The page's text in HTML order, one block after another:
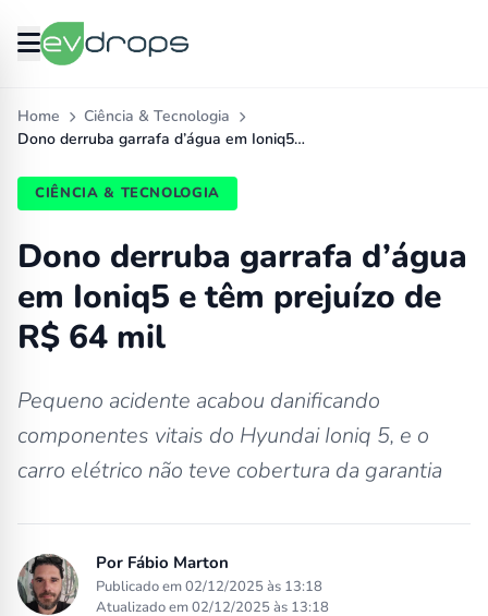
Home
Ciência & Tecnologia
Dono derruba garrafa d’água em Ioniq5…
CIÊNCIA & TECNOLOGIA
Dono derruba garrafa d’água
em Ioniq5 e têm prejuízo de
R$ 64 mil
Pequeno acidente acabou danificando
componentes vitais do Hyundai Ioniq 5, e o
carro elétrico não teve cobertura da garantia
Por Fábio Marton
Publicado em 02/12/2025 às 13:18
Atualizado em 02/12/2025 às 13:18